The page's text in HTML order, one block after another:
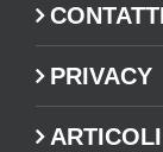
PRIVACY